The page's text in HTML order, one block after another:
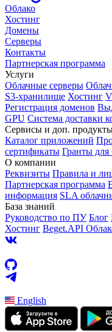
Облако
Хостинг
Домены
Серверы
Контакты
Партнерская программа
Услуги
Облачные серверы
S3-хранилище Хостинг
Регистрация доменов
GPU Система доставки
Cервисы и доп.
Каталог приложений
сертификаты Гранты для
О компании
Реквизиты Правила и
Партнерская программа
информация SLA
База знаний
Руководство по ПУ Блог
Хостинг Beget.API
English